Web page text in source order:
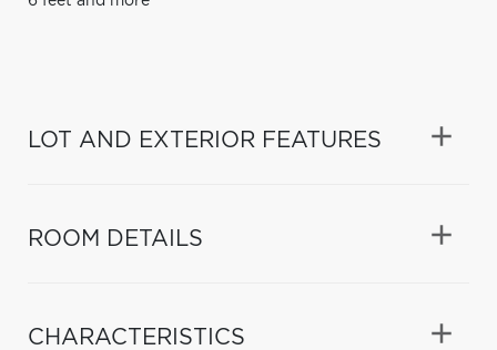
LOT AND EXTERIOR FEATURES
ROOM DETAILS
CHARACTERISTICS